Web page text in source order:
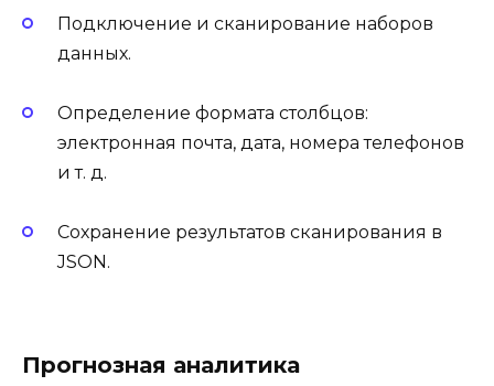
Подключение и сканирование наборов
данных.
Определение формата столбцов:
электронная почта, дата, номера телефонов
и т. д.
Сохранение результатов сканирования в
JSON.
Прогнозная аналитика